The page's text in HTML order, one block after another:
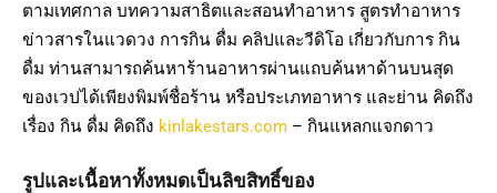
ตามเทศกาล บทความสาธิตและสอนทำอาหาร สูตรทำอาหาร
ข่าวสารในแวดวง การกิน ดื่ม คลิปและวีดิโอ เกี่ยวกับการ กิน
ดื่ม ท่านสามารถค้นหาร้านอาหารผ่านแถบค้นหาด้านบนสุด
ของเวปได้เพียงพิมพ์ชื่อร้าน หรือประเภทอาหาร และย่าน คิดถึง
เรื่อง กิน ดื่ม คิดถึง kinlakestars.com – กินแหลกแจกดาว
รูปและเนื้อหาทั้งหมดเป็นลิขสิทธิ์ของ